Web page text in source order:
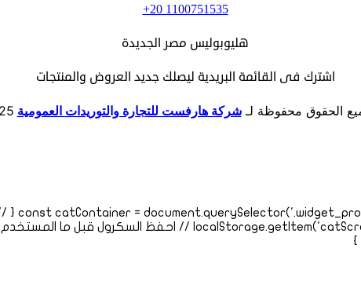
+20 1100751535
هليوبوليس مصر الجديدة
اشترك فى القائمة البريدية ليصلك جديد العروض والمنتجات
الحقوق محفوظة لـشركة هارفست للتجارة والتوريدات العمومية